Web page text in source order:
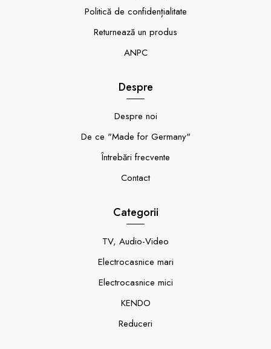
Politică de confidențialitate
Returnează un produs
ANPC
Despre
Despre noi
De ce "Made for Germany"
Întrebări frecvente
Contact
Categorii
TV, Audio-Video
Electrocasnice mari
Electrocasnice mici
KENDO
Reduceri